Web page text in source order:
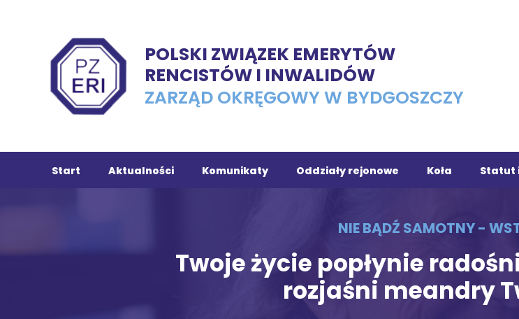
POLSKI ZWIĄZEK EMERYTÓW
RENCISTÓW I INWALIDÓW
ZARZĄD OKRĘGOWY W BYDGOSZCZY
Start Aktualności Komunikaty Oddziały rejonowe
Tuchola
Inowrocław
Koronowo
Koła
Dąbrowa
Fordon
Romet
Statut
NIE BĄDŹ SAMOTNY -
Twoje życie popłynie
rozjaśni meandry